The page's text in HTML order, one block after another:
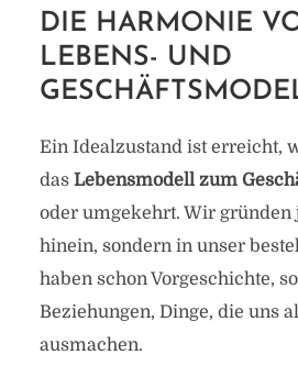
DIE HARMONIE
LEBENS- UND
Ein Idealzustand ist erreicht,
das Lebensmodell zum
oder umgekehrt. Wir
hinein, sondern in unser
haben schon Vorgeschichte,
Beziehungen, Dinge, die uns
ausmachen.